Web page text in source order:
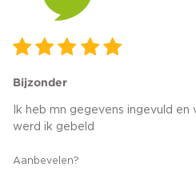
Bijzonder
Ik heb mn gegevens ingevuld
werd ik gebeld
Aanbevelen?